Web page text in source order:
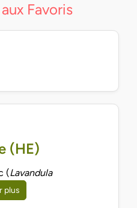
Favoris
(HE)
(Lavandula
plus